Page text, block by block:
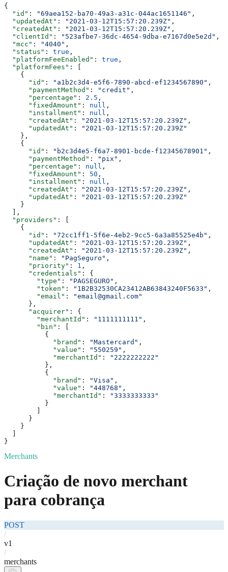
{
  "id"
: "69aea152-ba70-49a3-a31c-044ac1651146" ,
  "updatedAt"
: "2021-03-12T15:57:20.239Z" ,
  "createdAt"
: "2021-03-12T15:57:20.239Z" ,
  "clientId"
: "523afbe7-36dc-4654-9dba-e7167d0e5e2d" ,
  "mcc"
: "4040" ,
  "status"
: true ,
  "platformFeeEnabled"
: true ,
  "platformFees"
: [
    {
      "id"
: "a1b2c3d4-e5f6-7890-abcd-ef1234567890" ,
      "paymentMethod"
: "credit" ,
      "percentage"
: 2.5 ,
      "fixedAmount"
: null ,
      "installment"
: null ,
      "createdAt"
: "2021-03-12T15:57:20.239Z" ,
      "updatedAt"
:
"2021-03-12T15:57:20.239Z"
    },
    {
      "id"
: "b2c3d4e5-f6a7-8901-bcde-f12345678901" ,
      "paymentMethod"
: "pix" ,
      "percentage"
: null ,
      "fixedAmount"
: 50 ,
      "installment"
: null ,
      "createdAt"
: "2021-03-12T15:57:20.239Z" ,
      "updatedAt"
:
"2021-03-12T15:57:20.239Z"
    }
  ],
  "providers"
: [
    {
      "id"
: "72cc1ff1-5f6e-4eb2-9cc5-6a3a85525e4b" ,
      "updatedAt"
: "2021-03-12T15:57:20.239Z" ,
      "createdAt"
: "2021-03-12T15:57:20.239Z" ,
      "name"
: "PagSeguro" ,
      "priority"
: 1 ,
      "credentials"
: {
        "type"
: "PAGSEGURO" ,
        "token"
: "1B2B32530CA23412AB63843240F5633" ,
        "email"
:
"email@gmail.com"
      },
      "acquirer"
: {
        "merchantId"
: "1111111111" ,
        "bin"
: [
          {
            "brand"
: "Mastercard" ,
            "value"
: "550259" ,
            "merchantId"
:
"2222222222"
          },
          {
            "brand"
: "Visa" ,
            "value"
: "448768" ,
            "merchantId"
:
"3333333333"
          }
      }
    }
}
Merchants
Criação de novo merchant
para cobrança
POST
/
v1
/
merchants